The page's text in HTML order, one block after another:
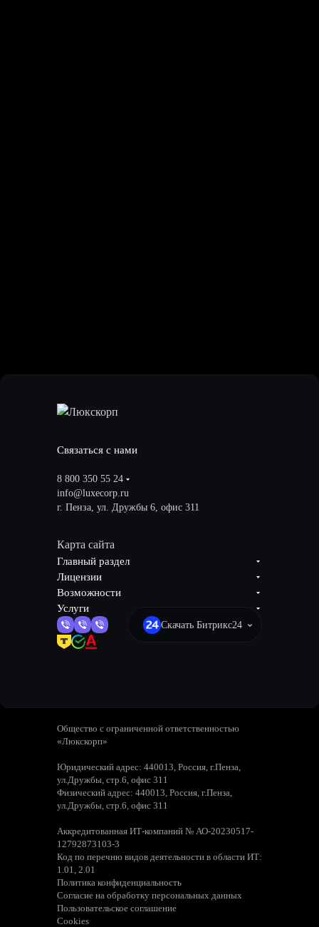
Связаться с нами
8 800 350 55 24
info@luxecorp.ru
г. Пенза, ул. Дружбы 6, офис 311
Карта сайта
Главный раздел
Лицензии
Возможности
Услуги
Скачать Битрикс24
Общество с ограниченной ответственностью
«Люкскорп»
Юридический адрес: 440013, Россия, г.Пенза,
ул.Дружбы, стр.6, офис 311
Физический адрес: 440013, Россия, г.Пенза,
ул.Дружбы, стр.6, офис 311
Аккредитованная ИТ-компаний № АО-20230517-
12792873103-3
Код по перечню видов деятельности в области ИТ:
1.01, 2.01
Политика конфиденциальность
Согласие на обработку персональных данных
Пользовательское соглашение
Cookies